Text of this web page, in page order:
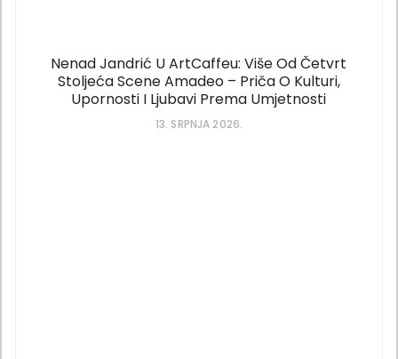
Nenad Jandrić U ArtCaffeu: Više Od Četvrt
Stoljeća Scene Amadeo – Priča O Kulturi,
Upornosti I Ljubavi Prema Umjetnosti
13. SRPNJA 2026.